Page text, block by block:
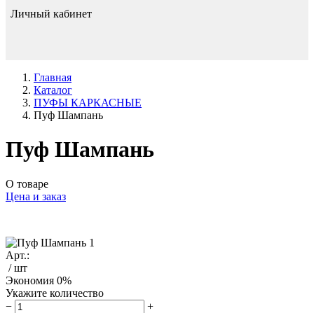
Личный кабинет
Главная
Каталог
ПУФЫ КАРКАСНЫЕ
Пуф Шампань
Пуф Шампань
О товаре
Цена и заказ
Арт.:
/ шт
Экономия 0%
Укажите количество
−
+